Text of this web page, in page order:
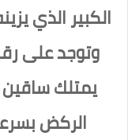
الكبير الذي
وتوجد على
يمتلك
الركض